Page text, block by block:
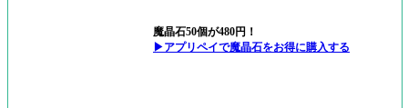
魔晶石50個が480円！
▶アプリペイで魔晶石をお得に購入する